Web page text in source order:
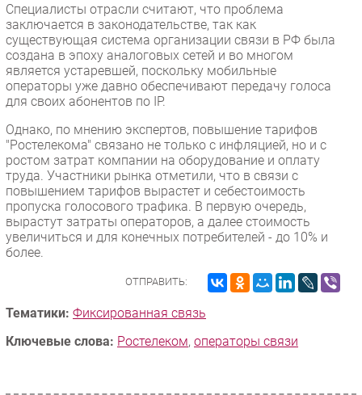
Специалисты отрасли считают, что проблема
заключается в законодательстве, так как
существующая система организации связи в РФ была
создана в эпоху аналоговых сетей и во многом
является устаревшей, поскольку мобильные
операторы уже давно обеспечивают передачу голоса
для своих абонентов по IP.
Однако, по мнению экспертов, повышение тарифов
"Ростелекома" связано не только с инфляцией, но и с
ростом затрат компании на оборудование и оплату
труда. Участники рынка отметили, что в связи с
повышением тарифов вырастет и себестоимость
пропуска голосового трафика. В первую очередь,
вырастут затраты операторов, а далее стоимость
увеличиться и для конечных потребителей - до 10% и
более.
ОТПРАВИТЬ:
Тематики: Фиксированная связь
Ключевые слова: Ростелеком, операторы связи